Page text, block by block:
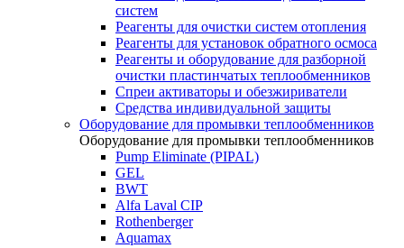
систем
Реагенты для очистки систем отопления
Реагенты для установок обратного осмоса
Реагенты и оборудование для разборной
очистки пластинчатых теплообменников
Спреи активаторы и обезжириватели
Средства индивидуальной защиты
Оборудование для промывки теплообменников
Оборудование для промывки теплообменников
Pump Eliminate (PIPAL)
GEL
BWT
Alfa Laval CIP
Rothenberger
Aquamax